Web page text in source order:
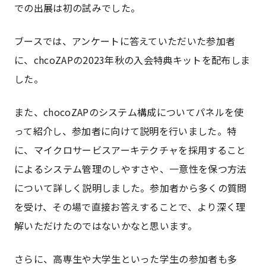
での出展は初の試みでした。
ブースでは、アンケートに答えていただいた参加者
に、chcoZAPの2023年秋の入会特典キットを配布しま
した。
また、chocoZAPのシステム構成についてパネルを使
って紹介し、参加者に向けて説明を行いました。特
に、マイクロサービスアーキテクチャを採用すること
によるシステム管理のしやすさや、一意性を保つ方法
について詳しく説明しました。参加者から多くの質問
を受け、その場で直接お答えすることで、より深く理
解いただけたのではないかなと思います。
さらに、高専生や大学生といった学生の参加者も多